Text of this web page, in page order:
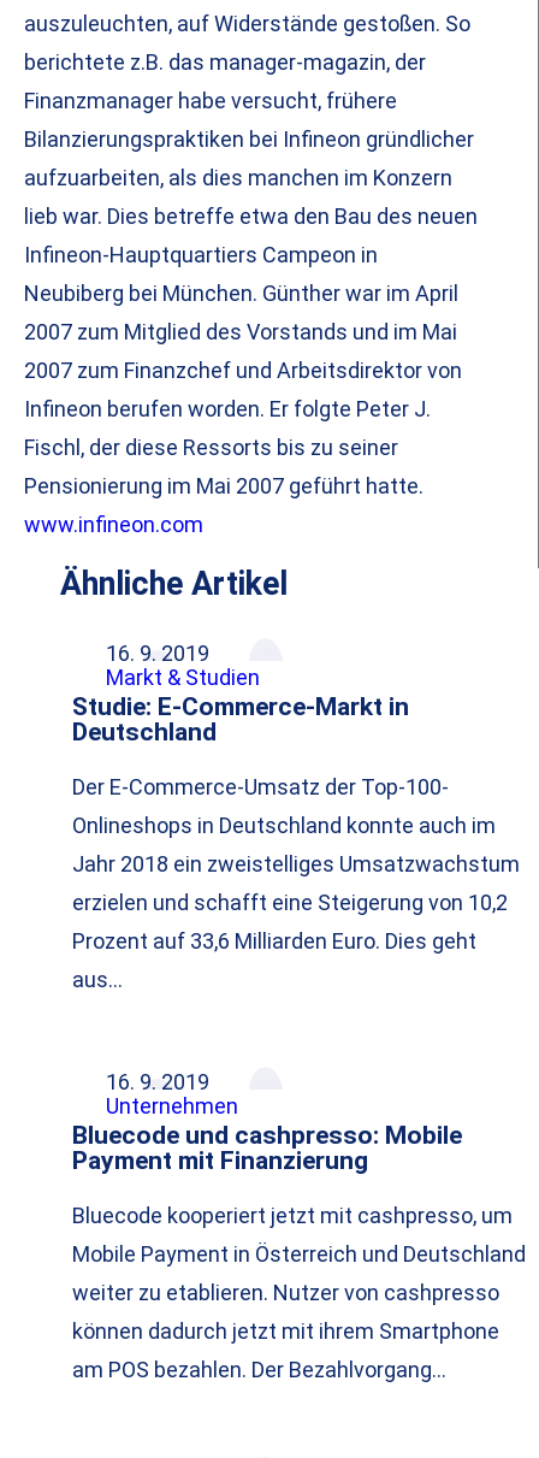
auszuleuchten, auf Widerstände gestoßen. So
berichtete z.B. das manager-magazin, der
Finanzmanager habe versucht, frühere
Bilanzierungspraktiken bei Infineon gründlicher
aufzuarbeiten, als dies manchen im Konzern
lieb war. Dies betreffe etwa den Bau des neuen
Infineon-Hauptquartiers Campeon in
Neubiberg bei München. Günther war im April
2007 zum Mitglied des Vorstands und im Mai
2007 zum Finanzchef und Arbeitsdirektor von
Infineon berufen worden. Er folgte Peter J.
Fischl, der diese Ressorts bis zu seiner
Pensionierung im Mai 2007 geführt hatte.
www.infineon.com
Ähnliche Artikel
16. 9. 2019
Markt & Studien
Studie: E-Commerce-Markt in
Deutschland
Der E-Commerce-Umsatz der Top-100-
Onlineshops in Deutschland konnte auch im
Jahr 2018 ein zweistelliges Umsatzwachstum
erzielen und schafft eine Steigerung von 10,2
Prozent auf 33,6 Milliarden Euro. Dies geht
aus…
16. 9. 2019
Unternehmen
Bluecode und cashpresso: Mobile
Payment mit Finanzierung
Bluecode kooperiert jetzt mit cashpresso, um
Mobile Payment in Österreich und Deutschland
weiter zu etablieren. Nutzer von cashpresso
können dadurch jetzt mit ihrem Smartphone
am POS bezahlen. Der Bezahlvorgang…